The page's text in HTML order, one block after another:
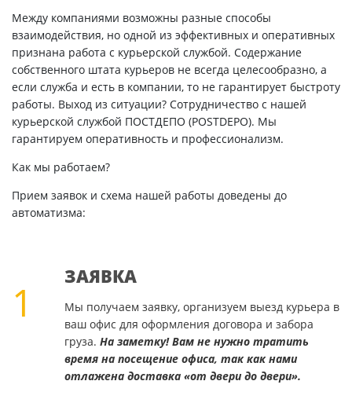
Между компаниями возможны разные способы
взаимодействия, но одной из эффективных и оперативных
признана работа с курьерской службой. Содержание
собственного штата курьеров не всегда целесообразно, а
если служба и есть в компании, то не гарантирует быстроту
работы. Выход из ситуации? Сотрудничество с нашей
курьерской службой ПОСТДЕПО (POSTDEPO). Мы
гарантируем оперативность и профессионализм.
Как мы работаем?
Прием заявок и схема нашей работы доведены до
автоматизма:
1
ЗАЯВКА
Мы получаем заявку, организуем выезд курьера в
ваш офис для оформления договора и забора
груза. На заметку! Вам не нужно тратить
время на посещение офиса, так как нами
отлажена доставка «от двери до двери».